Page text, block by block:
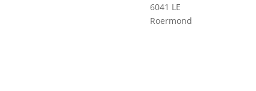
6041 LE
Roermond